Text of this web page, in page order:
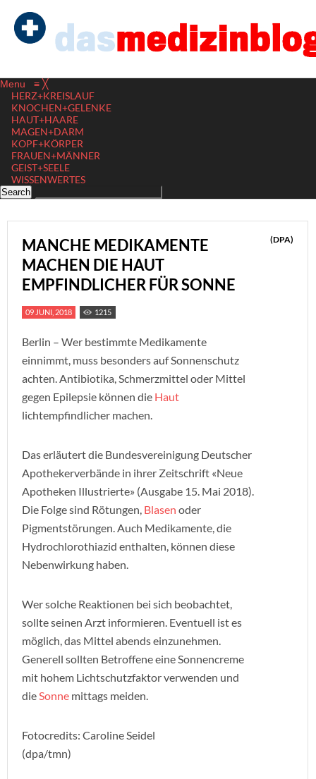
Menu ≡ ╳
HERZ+KREISLAUF
KNOCHEN+GELENKE
HAUT+HAARE
MAGEN+DARM
KOPF+KÖRPER
FRAUEN+MÄNNER
GEIST+SEELE
WISSENWERTES
MANCHE MEDIKAMENTE
MACHEN DIE HAUT
EMPFINDLICHER FÜR SONNE
(DPA)
09 JUNI, 2018 1215
Berlin – Wer bestimmte Medikamente
einnimmt, muss besonders auf Sonnenschutz
achten. Antibiotika, Schmerzmittel oder Mittel
gegen Epilepsie können die Haut
lichtempfindlicher machen.
Das erläutert die Bundesvereinigung Deutscher
Apothekerverbände in ihrer Zeitschrift «Neue
Apotheken Illustrierte» (Ausgabe 15. Mai 2018).
Die Folge sind Rötungen, Blasen oder
Pigmentstörungen. Auch Medikamente, die
Hydrochlorothiazid enthalten, können diese
Nebenwirkung haben.
Wer solche Reaktionen bei sich beobachtet,
sollte seinen Arzt informieren. Eventuell ist es
möglich, das Mittel abends einzunehmen.
Generell sollten Betroffene eine Sonnencreme
mit hohem Lichtschutzfaktor verwenden und
dieSonne mittags meiden.
Fotocredits: Caroline Seidel
(dpa/tmn)